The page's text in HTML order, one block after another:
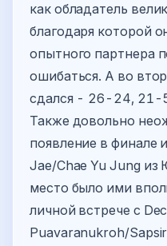
как обладатель
благодаря которой
опытного партнера
ошибаться. А во
сдался - 26-24, 21-
Также довольно
появление в финале
Jae/Chae Yu Jung
место было ими
личной встрече с
Puavaranukroh/